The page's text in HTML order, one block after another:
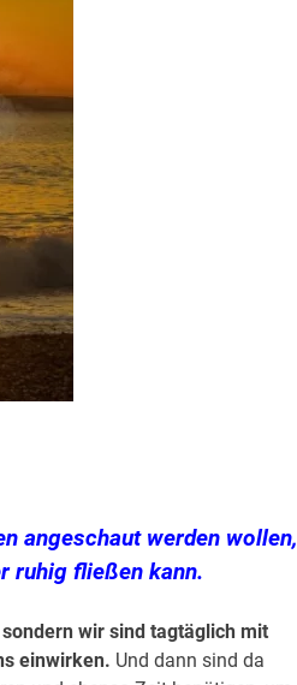
angeschaut werden wollen,
ruhig fließen kann.
wir sind tagtäglich mit
einwirken. Und dann sind da